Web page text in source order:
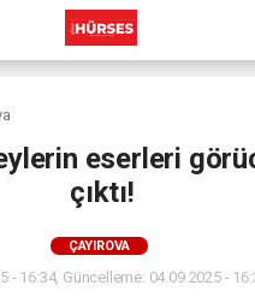
eserleri
çıktı!
ÇAYIROVA
- 16:34, Güncelleme: 04.09.2025 -